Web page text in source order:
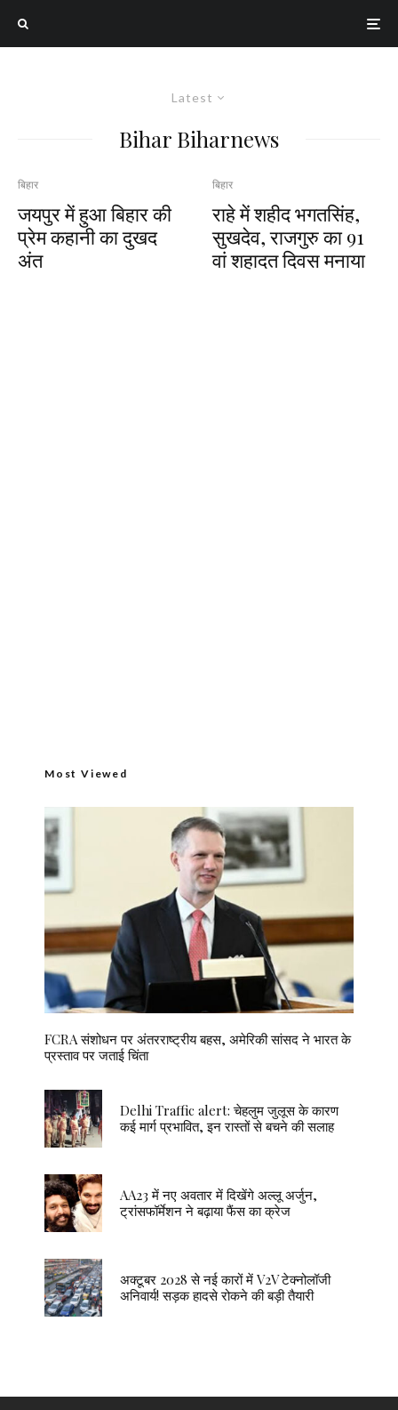
Latest
Bihar Biharnews
बिहार
जयपुर में हुआ बिहार की
प्रेम कहानी का दुखद
अंत
बिहार
राहे में शहीद भगतसिंह,
सुखदेव, राजगुरु का 91
वां शहादत दिवस मनाया
Most Viewed
FCRA संशोधन पर अंतरराष्ट्रीय बहस, अमेरिकी सांसद ने भारत के
प्रस्ताव पर जताई चिंता
Delhi Traffic alert: चेहलुम जुलूस के कारण
कई मार्ग प्रभावित, इन रास्तों से बचने की सलाह
AA23 में नए अवतार में दिखेंगे अल्लू अर्जुन,
ट्रांसफॉर्मेशन ने बढ़ाया फैंस का क्रेज
अक्टूबर 2028 से नई कारों में V2V टेक्नोलॉजी
अनिवार्य! सड़क हादसे रोकने की बड़ी तैयारी